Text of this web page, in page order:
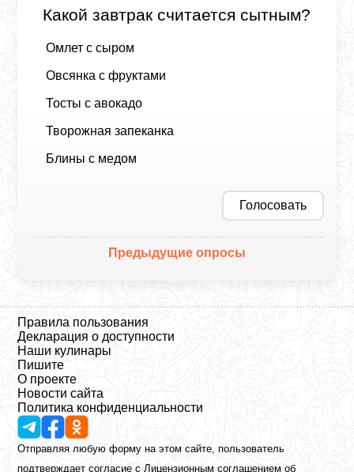
Какой завтрак считается сытным?
Омлет с сыром
Овсянка с фруктами
Тосты с авокадо
Творожная запеканка
Блины с медом
Голосовать
Предыдущие опросы
Правила пользования
Декларация о доступности
Наши кулинары
Пишите
О проекте
Новости сайта
Политика конфиденциальности
Отправляя любую форму на этом сайте, пользователь
подтверждает согласие сЛицензионным соглашениемоб